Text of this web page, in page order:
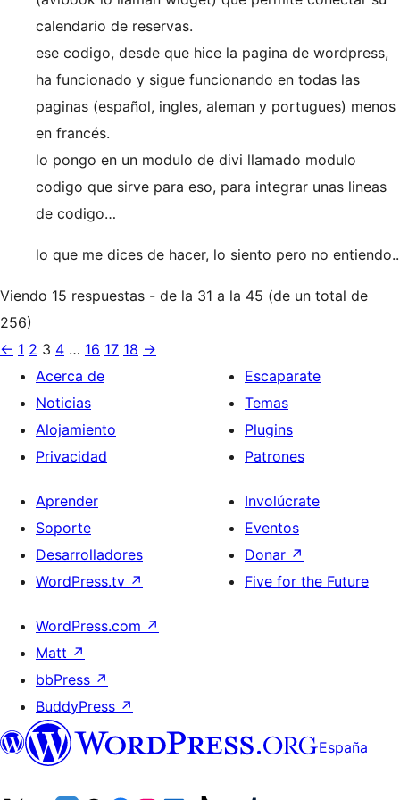
calendario de reservas.
ese codigo, desde que hice la pagina de wordpress,
ha funcionado y sigue funcionando en todas las
paginas (español, ingles, aleman y portugues) menos
en francés.
lo pongo en un modulo de divi llamado modulo
codigo que sirve para eso, para integrar unas lineas
de codigo…
lo que me dices de hacer, lo siento pero no entiendo..
Viendo 15 respuestas - de la 31 a la 45 (de un total de
256)
← 1 2 3 4 … 16 17 18 →
Acerca de
Noticias
Alojamiento
Privacidad
Escaparate
Temas
Plugins
Patrones
Aprender
Soporte
Desarrolladores
WordPress.tv ↗
Involúcrate
Eventos
Donar ↗
Five for the Future
WordPress.com ↗
Matt ↗
bbPress ↗
BuddyPress ↗
España